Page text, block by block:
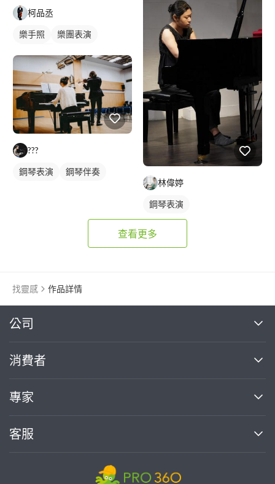
柯品丞
樂手照
樂團表演
???
鋼琴表演 鋼琴伴奏
林偉婷
鋼琴表演
查看更多
找靈感 作品詳情
公司
關於我們
部落格
加入我們
消費者
買服務
熱門服務
專家
案件中心
客服
繼續完成